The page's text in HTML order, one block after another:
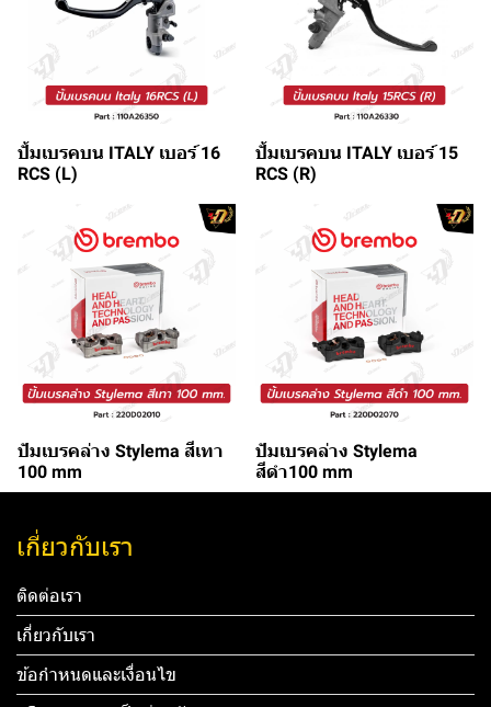
ปั้มเบรคบน ITALY เบอร์ 16
RCS (L)
ปั้มเบรคบน ITALY เบอร์ 15
RCS (R)
ปัมเบรคล่าง Stylema สีเทา
100 mm
ปัมเบรคล่าง Stylema
สีดำ100 mm
เกี่ยวกับเรา
ติดต่อเรา
เกี่ยวกับเรา
ข้อกำหนดและเงื่อนไข